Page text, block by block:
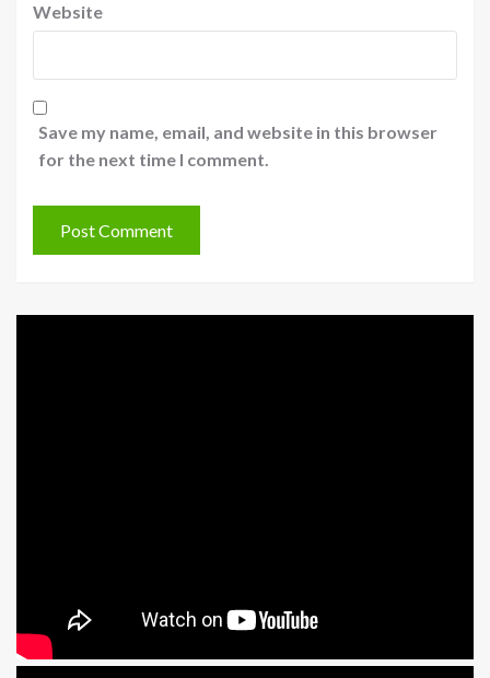
Website
Save my name, email, and website in this browser
for the next time I comment.